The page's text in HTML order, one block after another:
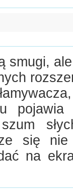
smugi,
się
na